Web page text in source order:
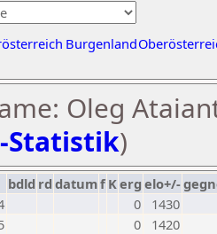
Burgenland
Oleg
Statistik)
bdld rd datumf Kerg elo+/-
0
1430
0
1420